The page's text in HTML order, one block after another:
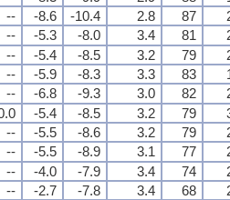
-- -8.6 -10.4 2.8 87
-- -5.3 -8.0 3.4 81
-- -5.4 -8.5 3.2 79
-- -5.9 -8.3 3.3 83
-- -6.8 -9.3 3.0 82
-5.4 -8.5 3.2 79
-- -5.5 -8.6 3.2 79
-- -5.5 -8.9 3.1 77
-- -4.0 -7.9 3.4 74
-- -2.7 -7.8 3.4 68